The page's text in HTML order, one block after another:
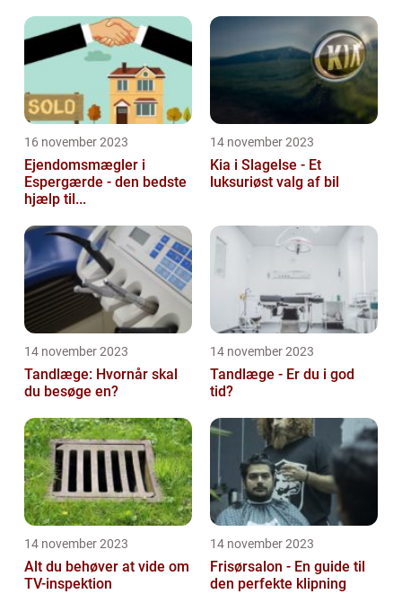
16 november 2023
Ejendomsmægler i
Espergærde - den bedste
hjælp til...
14 november 2023
Kia i Slagelse - Et
luksuriøst valg af bil
14 november 2023
Tandlæge: Hvornår skal
du besøge en?
14 november 2023
Tandlæge - Er du i god
tid?
14 november 2023
Alt du behøver at vide om
TV-inspektion
14 november 2023
Frisørsalon - En guide til
den perfekte klipning